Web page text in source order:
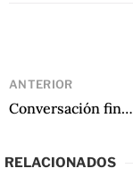
ANTERIOR
Conversación final: unas palabras de Diamela Eltit (New York University)
RELACIONADOS